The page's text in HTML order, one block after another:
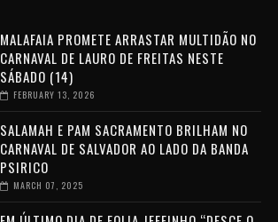
MALAFAIA PROMETE ARRASTAR MULTIDÃO NO
CARNAVAL DE LAURO DE FREITAS NESTE
SÁBADO (14)
FEBRUARY 13, 2026
SALAMAH E PAM SACRAMENTO BRILHAM NO
CARNAVAL DE SALVADOR AO LADO DA BANDA
PSIRICO
MARCH 07, 2025